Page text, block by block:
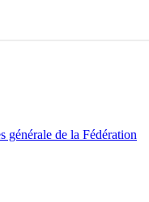
générale de la Fédération